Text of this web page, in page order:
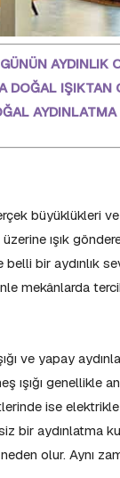
AYDINLIK
DOĞAL IŞIKTAN
büyüklükleri
ışık
bir aydınlık
mekânlarda
ve yapay
genellikle ana
ise elektrikle
bir aydınlatma
olur. Aynı